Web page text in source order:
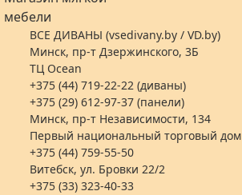
ВСЕ ДИВАНЫ (vsedivany.by / VD.by)
Минск, пр-т Дзержинского, 3Б
ТЦ Ocean
+375 (44) 719-22-22 (диваны)
+375 (29) 612-97-37 (панели)
Минск, пр-т Независимости, 134
Первый национальный торговый дом
+375 (44) 759-55-50
Витебск, ул. Бровки 22/2
+375 (33) 323-40-33